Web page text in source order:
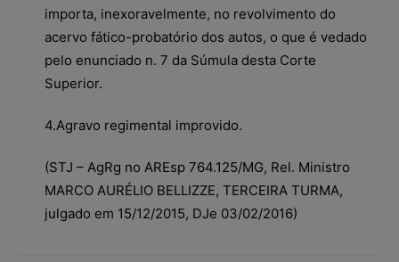
importa, inexoravelmente, no revolvimento do
acervo fático-probatório dos autos, o que é vedado
pelo enunciado n. 7 da Súmula desta Corte
Superior.
4.Agravo regimental improvido.
(STJ – AgRg no AREsp 764.125/MG, Rel. Ministro
MARCO AURÉLIO BELLIZZE, TERCEIRA TURMA,
julgado em 15/12/2015, DJe 03/02/2016)